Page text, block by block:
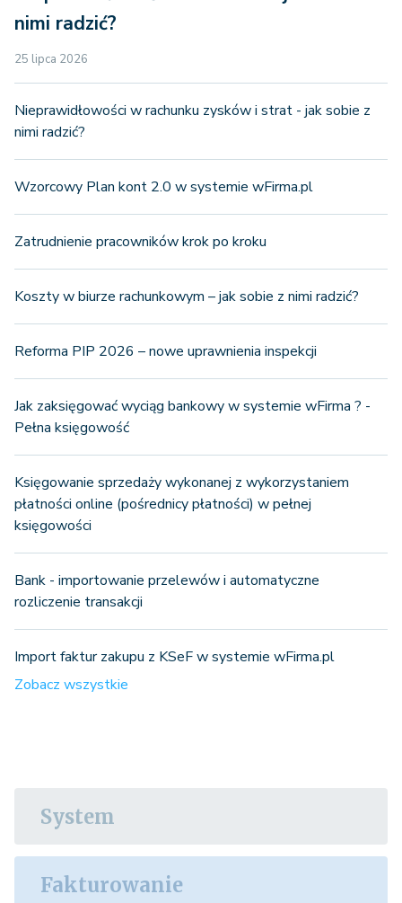
nimi radzić?
25 lipca 2026
Nieprawidłowości w rachunku zysków i strat - jak sobie z
nimi radzić?
Wzorcowy Plan kont 2.0 w systemie wFirma.pl
Zatrudnienie pracowników krok po kroku
Koszty w biurze rachunkowym – jak sobie z nimi radzić?
Reforma PIP 2026 – nowe uprawnienia inspekcji
Jak zaksięgować wyciąg bankowy w systemie wFirma ? -
Pełna księgowość
Księgowanie sprzedaży wykonanej z wykorzystaniem
płatności online (pośrednicy płatności) w pełnej
księgowości
Bank - importowanie przelewów i automatyczne
rozliczenie transakcji
Import faktur zakupu z KSeF w systemie wFirma.pl
Zobacz wszystkie
System
Fakturowanie